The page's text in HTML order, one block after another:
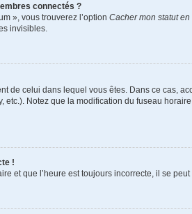
connectés ?
», vous trouverez l’option Cacher mon statut
invisibles.
de celui dans lequel vous êtes. Dans ce cas,
Notez que la modification du fuseau
!
et que l’heure est toujours incorrecte, il se